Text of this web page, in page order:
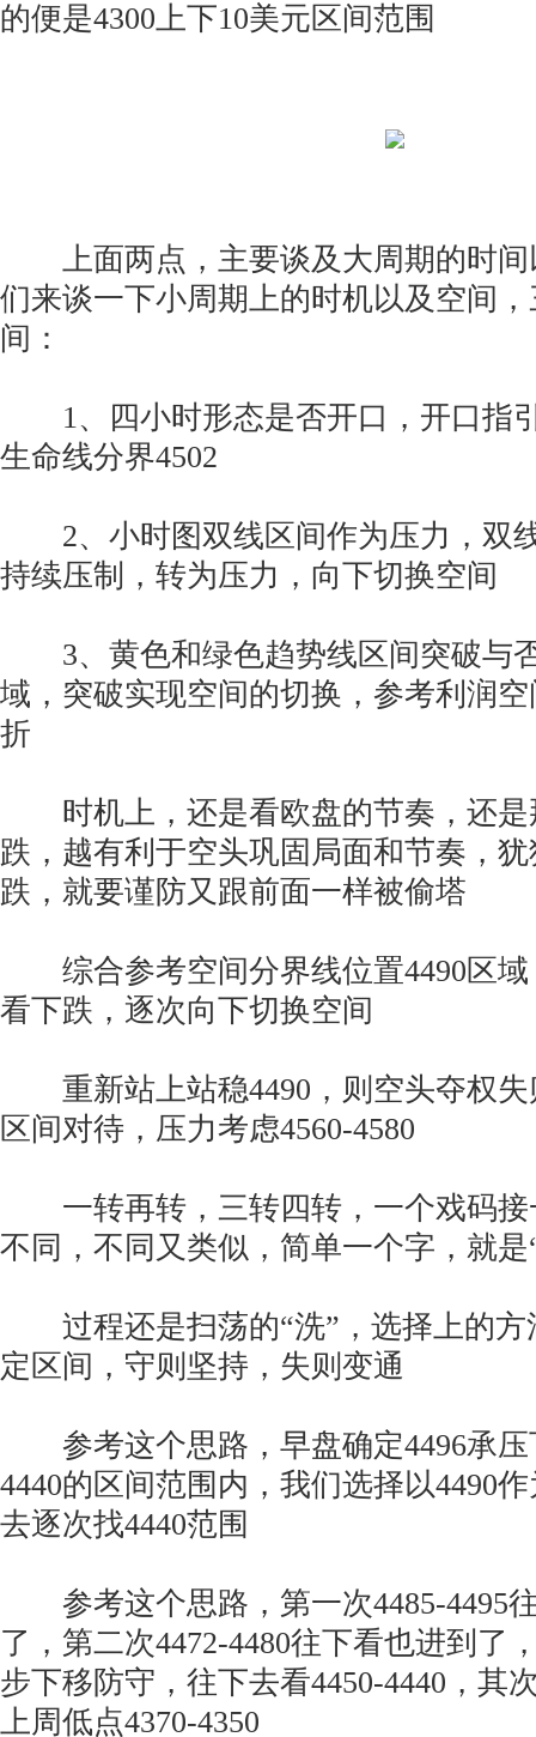
的便是4300上下10美元区间范围
上面两点，主要谈及大周期的时间
们来谈一下小周期上的时机以及空间
间：
1、四小时形态是否开口，开口指
生命线分界4502
2、小时图双线区间作为压力，双线
持续压制，转为压力，向下切换空间
3、黄色和绿色趋势线区间突破与否
域，突破实现空间的切换，参考利润
折
时机上，还是看欧盘的节奏，还是
跌，越有利于空头巩固局面和节奏，
跌，就要谨防又跟前面一样被偷塔
综合参考空间分界线位置4490区域
看下跌，逐次向下切换空间
重新站上站稳4490，则空头夺权失
区间对待，压力考虑4560-4580
一转再转，三转四转，一个戏码接
不同，不同又类似，简单一个字，就是
过程还是扫荡的“洗”，选择上的方
定区间，守则坚持，失则变通
参考这个思路，早盘确定4496承压
4440的区间范围内，我们选择以4490
去逐次找4440范围
参考这个思路，第一次4485-4495
了，第二次4472-4480往下看也进到了
步下移防守，往下去看4450-4440，其
上周低点4370-4350